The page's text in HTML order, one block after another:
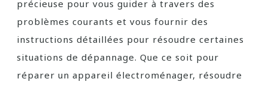
précieuse pour vous guider à travers des
problèmes courants et vous fournir des
instructions détaillées pour résoudre certaines
situations de dépannage. Que ce soit pour
réparer un appareil électroménager, résoudre